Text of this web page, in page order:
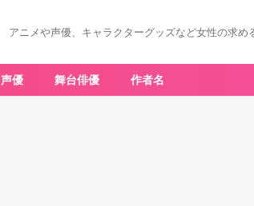
アニメや声優、キャラクターグッズなど女性の求め
声優 舞台俳優 作者名